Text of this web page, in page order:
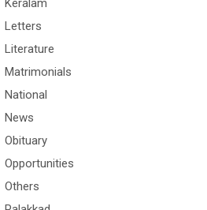
Keralam
Letters
Literature
Matrimonials
National
News
Obituary
Opportunities
Others